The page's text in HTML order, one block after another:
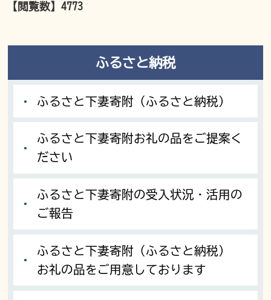
【閲覧数】4773
ふるさと納税
ふるさと下妻寄附（ふるさと納税）
ふるさと下妻寄附お礼の品をご提案く
ださい
ふるさと下妻寄附の受入状況・活用の
ご報告
ふるさと下妻寄附（ふるさと納税）
お礼の品をご用意しております